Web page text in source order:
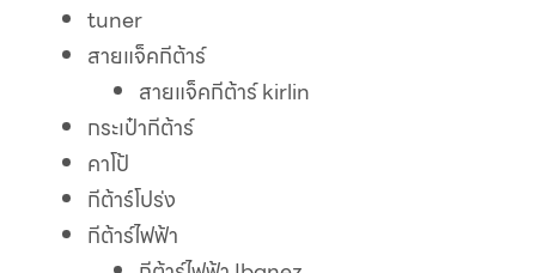
tuner
สายแจ็คกีต้าร์
สายแจ็คกีต้าร์ kirlin
กระเป๋ากีต้าร์
คาโป้
กีต้าร์โปร่ง
กีต้าร์ไฟฟ้า